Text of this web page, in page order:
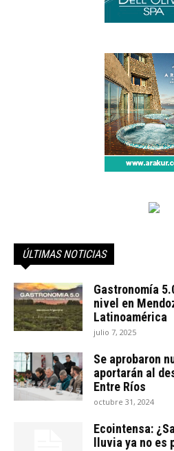
ÚLTIMAS NOTICIAS
Gastronomía
nivel en
Latinoamérica
julio 7, 2025
Se aprobaron
aportarán al
Entre Ríos
octubre 31, 2024
Ecointensa:
lluvia ya no es